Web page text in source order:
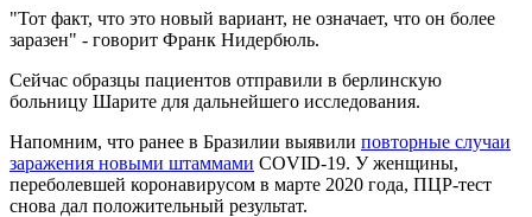
"Тот факт, что это новый вариант, не означает, что он более
заразен" - говорит Франк Нидербюль.
Сейчас образцы пациентов отправили в берлинскую
больницу Шарите для дальнейшего исследования.
Напомним, что ранее в Бразилии выявили повторные случаи
заражения новыми штаммами COVID-19. У женщины,
переболевшей коронавирусом в марте 2020 года, ПЦР-тест
снова дал положительный результат.